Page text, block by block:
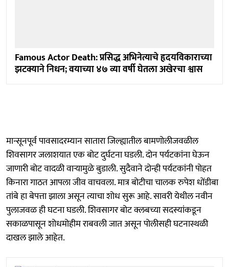
Famous Actor Death: प्रसिद्ध अभिनेत्याचे हृदयविकाराच्या
झटक्याने निधन; वयाच्या ४७ व्या वर्षी घेतला अखेरचा श्वास
मान्सूनपूर्व पावसादरम्यान सातारा जिल्ह्यातील बामणोलीजवळील
शिवसागर जलाशयात एक बोट दुर्घटना घडली. दोन पर्यटकांना घेऊन
जाणारी बोट वादळी वाऱ्यामुळे बुडाली. सुदैवाने दोन्ही पर्यटकांनी पोहत
किनारा गाठत आपला जीव वाचवला. मात्र बोटीचा चालक रुपेश धोंडीबा
तांबे हा बेपत्ता झाला असून त्याचा शोध सुरू आहे. सावरी येथील नवीन
पुलाजवळ ही घटना घडली. शिवसागर बोट क्लबच्या सदस्यांकडून
सकाळपासून शोधमोहीम राबवली जात असून पोलीसही घटनास्थळी
दाखल झाले आहेत.